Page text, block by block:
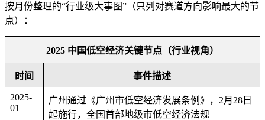
按月份整理的“行业级大事图”（只列对赛道方向影响最大的节
点）：
2025 中国低空经济关键节点（行业视角）
时间 事件描述
2025-
01
广州通过《广州市低空经济发展条例》，2月28日
起施行，全国首部地级市低空经济法规